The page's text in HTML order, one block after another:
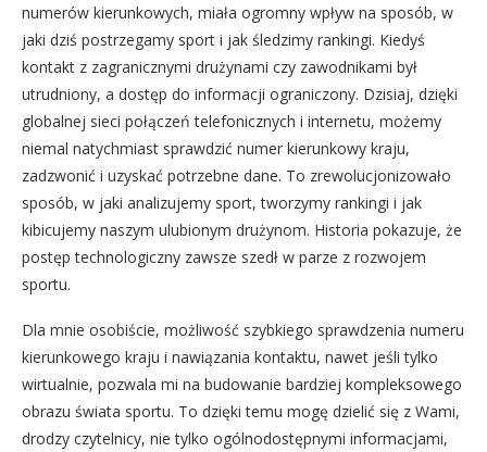
numerów kierunkowych, miała ogromny wpływ na sposób, w
jaki dziś postrzegamy sport i jak śledzimy rankingi. Kiedyś
kontakt z zagranicznymi drużynami czy zawodnikami był
utrudniony, a dostęp do informacji ograniczony. Dzisiaj, dzięki
globalnej sieci połączeń telefonicznych i internetu, możemy
niemal natychmiast sprawdzić numer kierunkowy kraju,
zadzwonić i uzyskać potrzebne dane. To zrewolucjonizowało
sposób, w jaki analizujemy sport, tworzymy rankingi i jak
kibicujemy naszym ulubionym drużynom. Historia pokazuje, że
postęp technologiczny zawsze szedł w parze z rozwojem
sportu.
Dla mnie osobiście, możliwość szybkiego sprawdzenia numeru
kierunkowego kraju i nawiązania kontaktu, nawet jeśli tylko
wirtualnie, pozwala mi na budowanie bardziej kompleksowego
obrazu świata sportu. To dzięki temu mogę dzielić się z Wami,
drodzy czytelnicy, nie tylko ogólnodostępnymi informacjami,